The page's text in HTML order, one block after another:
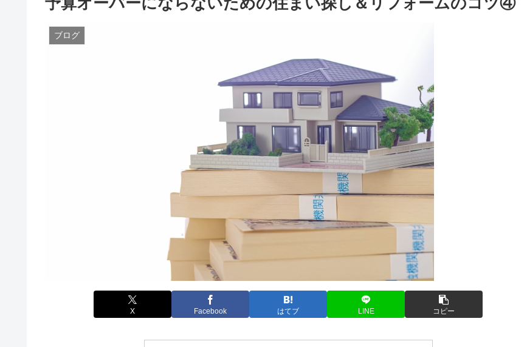
ブログ
X Facebook はてブ LINE コピー